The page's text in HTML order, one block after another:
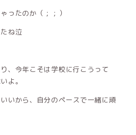
ったのか（ ; ; ）
ね泣
、今年こそは学校に行こうって
よ。
いから、自分のペースで一緒に頑